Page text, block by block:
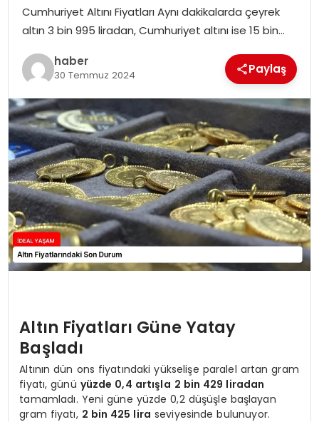
YAŞAM
SAĞLIK
SOSYAL HABER
Cumhuriyet Altını Fiyatları Aynı dakikalarda çeyrek
altın 3 bin 995 liradan, Cumhuriyet altını ise 15 bin…
haber
30 Temmuz 2024 Paylaş
Altın Fiyatları Güne Yatay
Başladı
Altının dün ons fiyatındaki yükselişe paralel artan gram
fiyatı, günü yüzde 0,4 artışla 2 bin 429 liradan
tamamladı. Yeni güne yüzde 0,2 düşüşle başlayan
gram fiyatı, 2 bin 425 lira seviyesinde bulunuyor.